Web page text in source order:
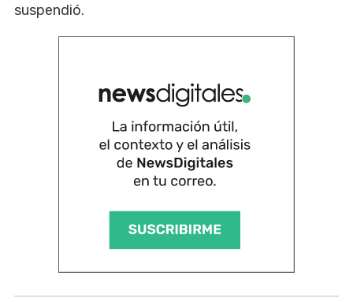
suspendió.